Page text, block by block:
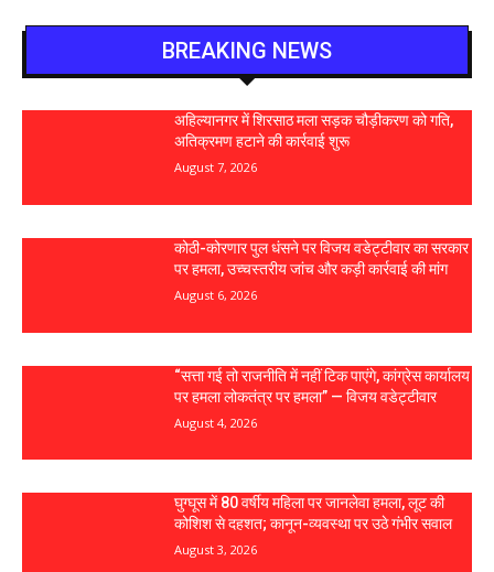
BREAKING NEWS
अहिल्यानगर में शिरसाठ मला सड़क चौड़ीकरण को गति,
अतिक्रमण हटाने की कार्रवाई शुरू
August 7, 2026
कोठी-कोरणार पुल धंसने पर विजय वडेट्टीवार का सरकार
पर हमला, उच्चस्तरीय जांच और कड़ी कार्रवाई की मांग
August 6, 2026
“सत्ता गई तो राजनीति में नहीं टिक पाएंगे, कांग्रेस कार्यालय
पर हमला लोकतंत्र पर हमला” — विजय वडेट्टीवार
August 4, 2026
घुग्घूस में 80 वर्षीय महिला पर जानलेवा हमला, लूट की
कोशिश से दहशत; कानून-व्यवस्था पर उठे गंभीर सवाल
August 3, 2026